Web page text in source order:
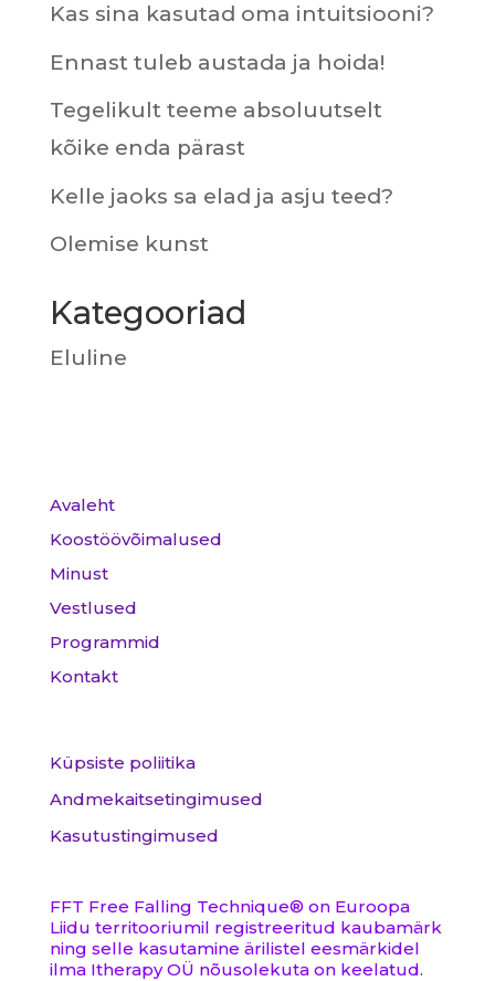
Kas sina kasutad oma intuitsiooni?
Ennast tuleb austada ja hoida!
Tegelikult teeme absoluutselt
kõike enda pärast
Kelle jaoks sa elad ja asju teed?
Olemise kunst
Kategooriad
Eluline
Avaleht
Koostöövõimalused
Minust
Vestlused
Programmid
Kontakt
Küpsiste poliitika
Andmekaitsetingimused
Kasutustingimused
FFT Free Falling Technique®on Euroopa
Liidu territooriumil registreeritud kaubamärk
ning selle kasutamine ärilistel eesmärkidel
ilma Itherapy OÜ nõusolekuta on keelatud.